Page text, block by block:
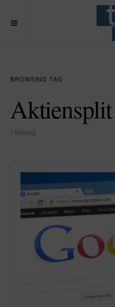
BROWSING TAG
Aktiensplit
1 Beitrag